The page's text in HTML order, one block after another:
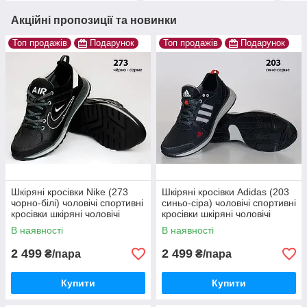
Акційні пропозиції та новинки
Топ продажів Подарунок
Шкіряні кросівки Nike (273
чорно-білі) чоловічі спортивні
кросівки шкіряні чоловічі
В наявності
2 499 ₴/пара
Купити
Топ продажів Подарунок
Шкіряні кросівки Adidas (203
синьо-сіра) чоловічі спортивні
кросівки шкіряні чоловічі
В наявності
2 499 ₴/пара
Купити